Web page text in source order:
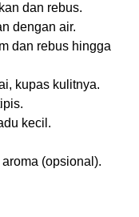
dan rebus.
dengan air.
dan rebus hingga
kupas kulitnya.
kecil.
(opsional).